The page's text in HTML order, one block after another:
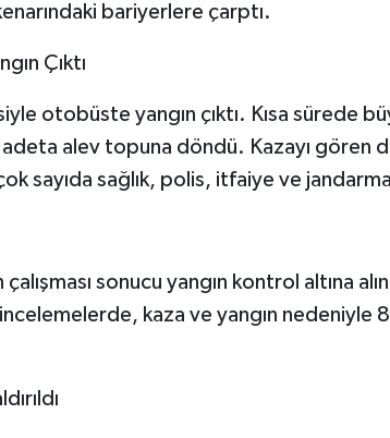
bariyerlere çarptı.
Çıktı
otobüste yangın çıktı. Kısa sürede
alev topuna döndü. Kazayı gören
sayıda sağlık, polis, itfaiye ve
sonucu yangın kontrol altına
kaza ve yangın nedeniyle 8